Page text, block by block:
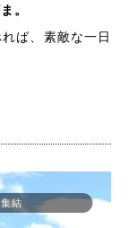
。
ば、素敵な一日
結